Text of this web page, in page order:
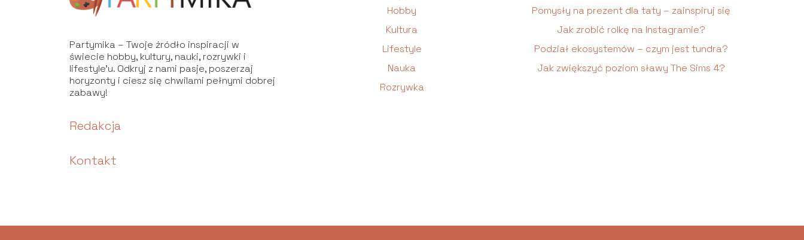
Partymika – Twoje źródło inspiracji w
świecie hobby, kultury, nauki, rozrywki i
lifestyle’u. Odkryj z nami pasje, poszerzaj
horyzonty i ciesz się chwilami pełnymi dobrej
zabawy!
Redakcja
Kontakt
Hobby
Kultura
Lifestyle
Nauka
Rozrywka
Pomysły na prezent dla taty – zainspiruj się
Jak zrobić rolkę na Instagramie?
Podział ekosystemów – czym jest tundra?
Jak zwiększyć poziom sławy The Sims 4?